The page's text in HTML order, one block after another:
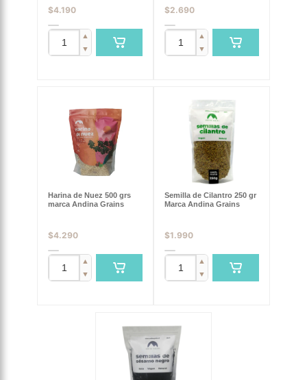
$4.190
▲
▼
$2.690
▲
▼
Harina de Nuez 500 grs
marca Andina Grains
$4.290
▲
▼
Semilla de Cilantro 250 gr
Marca Andina Grains
$1.990
▲
▼